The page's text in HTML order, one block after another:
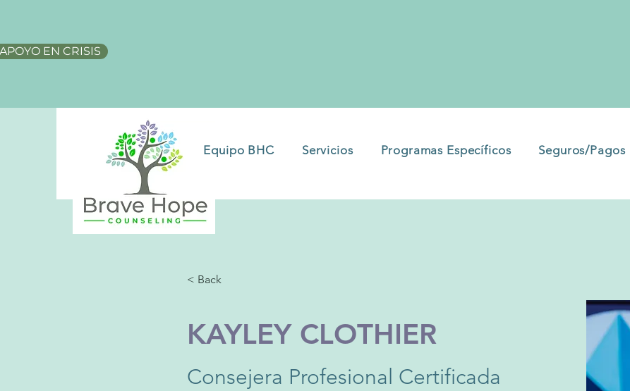
EN CRISIS
Equipo BHC Servicios Programas Específicos Seguros/Pagos
< Back
KAYLEY CLOTHIER
Consejera Profesional Certificada